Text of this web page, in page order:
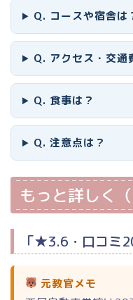
Q. コースや宿舎は
Q. アクセス・交通
Q. 食事は？
Q. 注意点は？
もっと詳しく
「★3.6・口コミ
元教官メモ